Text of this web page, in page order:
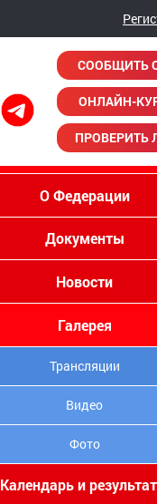
СООБЩИТЬ
ОНЛАЙН-
ПРОВЕРИТЬ
О Федерации
Документы
Новости
Галерея
Трансляции
Видео
Фото
Календарь и